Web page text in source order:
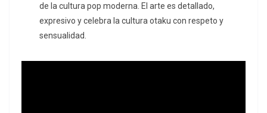
de la cultura pop moderna. El arte es detallado,
expresivo y celebra la cultura otaku con respeto y
sensualidad.